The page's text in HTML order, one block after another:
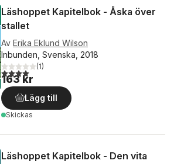
Läshoppet Kapitelbok - Åska över
stallet
Av Erika Eklund Wilson
Inbunden, Svenska, 2018
4,0utav 5 stjärnor. Totalt antal röster:
(1)
163 kr
Lägg till
Skickas
Läshoppet Kapitelbok - Den vita